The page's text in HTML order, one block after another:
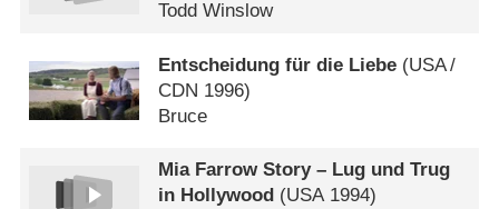
Todd Winslow
Entscheidung für die Liebe (USA/
CDN 1996)
Bruce
Mia Farrow Story – Lug und Trug
in Hollywood (USA1994)